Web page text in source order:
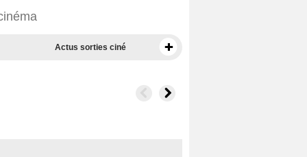
Actus sorties ciné